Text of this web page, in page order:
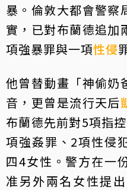
暴。倫敦大都會警察
實，已對布蘭德追加
項強暴罪與一項性侵
他曾替動畫「神偷奶
音，更曾是流行天后
布蘭德先前對5項指
項強姦罪、2項性侵
四4女性。警方在一
准另外兩名女性提